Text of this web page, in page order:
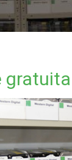
gratuita